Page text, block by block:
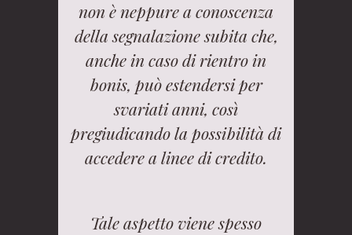
non è neppure a conoscenza
della segnalazione subita che,
anche in caso di rientro in
bonis, può estendersi per
svariati anni, così
pregiudicando la possibilità di
accedere a linee di credito.
Tale aspetto viene spesso